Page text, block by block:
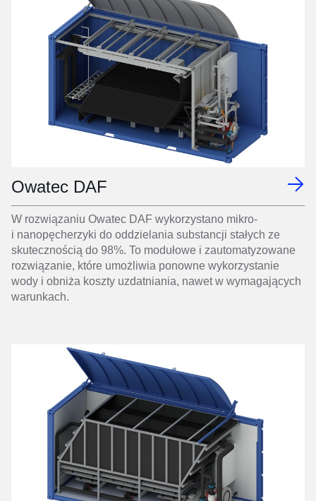
Owatec DAF
W rozwiązaniu Owatec DAF wykorzystano mikro-
i nanopęcherzyki do oddzielania substancji stałych ze
skutecznością do 98%. To modułowe i zautomatyzowane
rozwiązanie, które umożliwia ponowne wykorzystanie
wody i obniża koszty uzdatniania, nawet w wymagających
warunkach.